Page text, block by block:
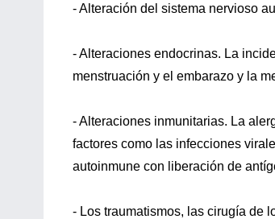
- Alteración del sistema nervioso
- Alteraciones endocrinas. La
menstruación y el embarazo y la
- Alteraciones inmunitarias. La
factores como las infecciones
autoinmune con liberación de
- Los traumatismos, las cirugía de